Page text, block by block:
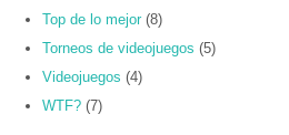
Top de lo mejor (8)
Torneos de videojuegos (5)
Videojuegos (4)
WTF? (7)